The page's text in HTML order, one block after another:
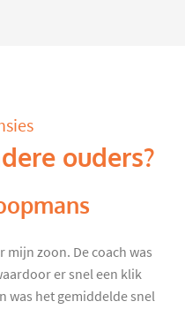
ouders?
mijn zoon. De coach was
er snel een klik
was het gemiddelde snel